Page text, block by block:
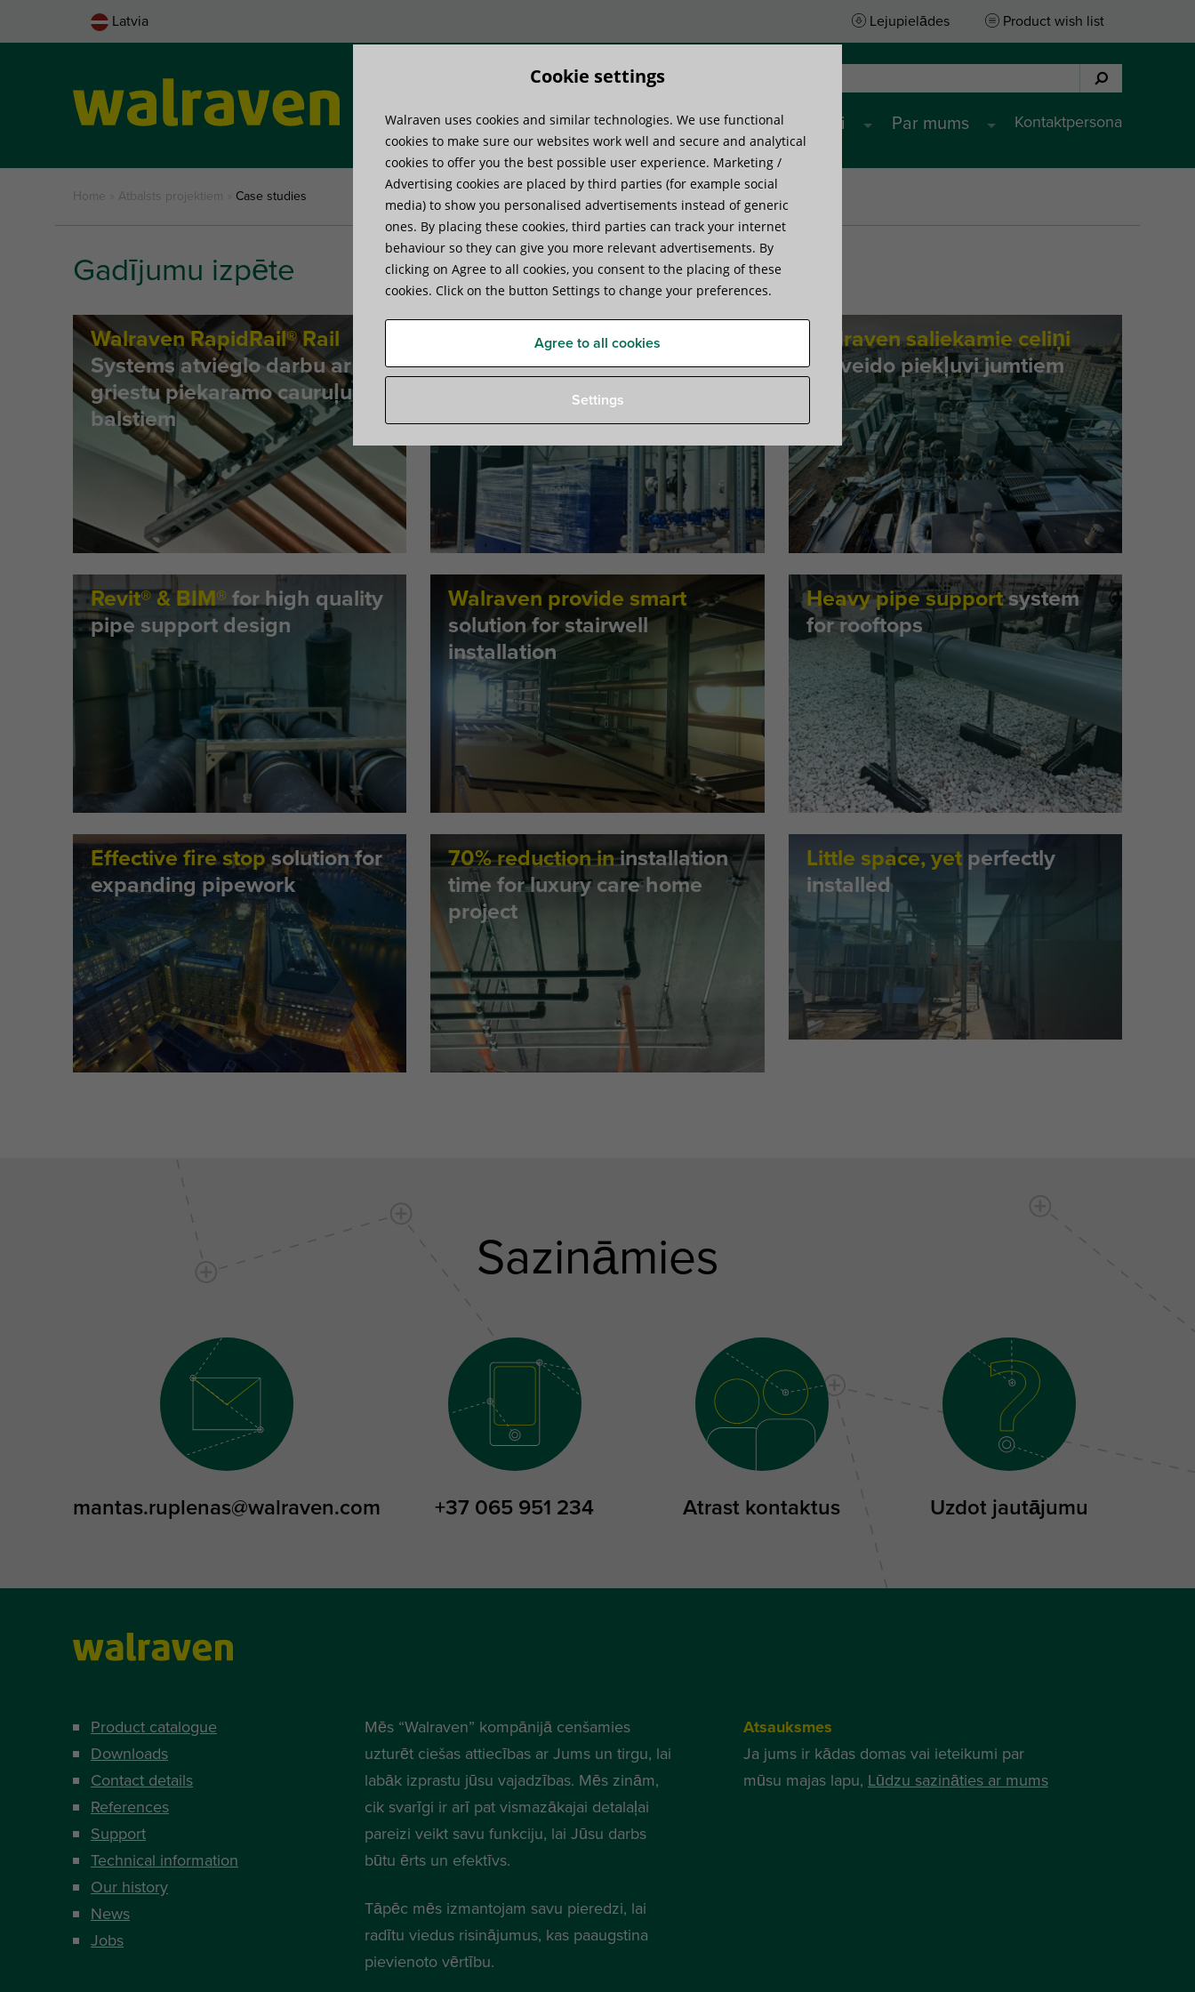
Latvia Lejupielādes Product wish list
Produktu sistēmas Praktiskā pieredze Pakalpojumi Par mums Kontaktpersona
Home Atbalsts projektiem Case studies
Gadījumu izpēte
Walraven RapidRail® Rail
Systems atvieglo darbu ar
griestu piekaramo cauruļu
balstiem
Efektīvi, droši unlaicīgi: kā
uzstādītājs racionalizēja
smago iekārtu uzstādīšanas
projektu
Walraven saliekamie celiņi
pārveido piekļuvi jumtiem
Revit® & BIM®for high quality
pipe support design
Walraven provide smart
solution for stairwell
installation
Heavy pipe supportsystem
for rooftops
Effective fire stopsolution for
expanding pipework
70% reduction ininstallation
time for luxury care home
project
Little space, yetperfectly
installed
Sazināmies
mantas.ruplenas@walraven.com +37 065 951 234 Atrast kontaktus Uzdot jautājumu
Product catalogue
Downloads
Contact details
References
Support
Technical information
Our history
News
Jobs
Mēs “Walraven” kompānijā cenšamies
uzturēt ciešas attiecības ar Jums un tirgu, lai
labāk izprastu jūsu vajadzības. Mēs zinām,
cik svarīgi ir arī pat vismazākajai detalaļai
pareizi veikt savu funkciju, lai Jūsu darbs
būtu ērts un efektīvs.
Tāpēc mēs izmantojam savu pieredzi, lai
radītu viedus risinājumus, kas paaugstina
pievienoto vērtību.
Atsauksmes
Ja jums ir kādas domas vai ieteikumi par
mūsu majas lapu, Lūdzu sazināties ar mums
Cookie settings
Walraven uses cookies and similar technologies. We use functional
cookies to make sure our websites work well and secure and analytical
cookies to offer you the best possible user experience. Marketing /
Advertising cookies are placed by third parties (for example social
media) to show you personalised advertisements instead of generic
ones. By placing these cookies, third parties can track your internet
behaviour so they can give you more relevant advertisements. By
clicking on Agree to all cookies, you consent to the placing of these
cookies. Click on the button Settings to change your preferences.
Agree to all cookies
Settings